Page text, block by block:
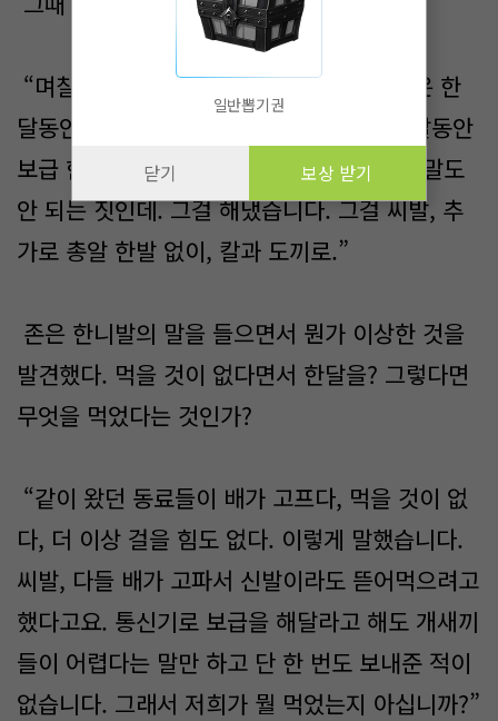
“며칠만 버티라고 했어요. 근데 그 새끼들은 한
달동안 버티라고 했지요. 한달…. 씨발, 한달동안
보급 한번 보내주지 않고 막으라고 하는 건 말도
안 되는 짓인데. 그걸 해냈습니다. 그걸 씨발, 추
가로 총알 한발 없이, 칼과 도끼로.”
존은 한니발의 말을 들으면서 뭔가 이상한 것을
발견했다. 먹을 것이 없다면서 한달을? 그렇다면
무엇을 먹었다는 것인가?
“같이 왔던 동료들이 배가 고프다, 먹을 것이 없
다, 더 이상 걸을 힘도 없다. 이렇게 말했습니다.
씨발, 다들 배가 고파서 신발이라도 뜯어먹으려고
했다고요. 통신기로 보급을 해달라고 해도 개새끼
들이 어렵다는 말만 하고 단 한 번도 보내준 적이
없습니다. 그래서 저희가 뭘 먹었는지 아십니까?”
일반뽑기권
닫기 보상 받기